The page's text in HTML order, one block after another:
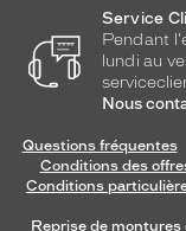
Service
Pendant
lundi au
Nous
Questions fréquentes
Conditions des
Conditions
Reprise de